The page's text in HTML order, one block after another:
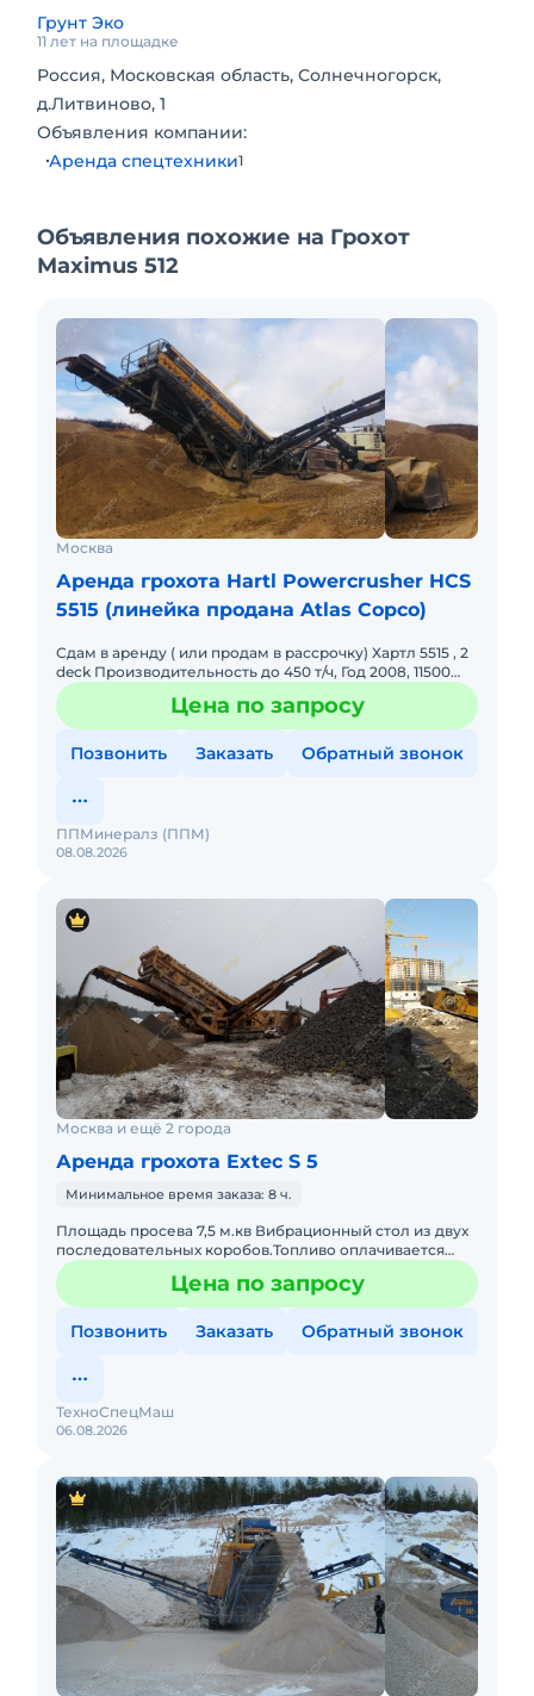
Грунт Эко
11 лет на площадке
Россия, Московская область, Солнечногорск,
д.Литвиново, 1
Объявления компании:
Аренда спецтехники1
Объявления похожие на Грохот
Maximus 512
Москва
Аренда грохота Hartl Powercrusher HCS
5515 (линейка продана Atlas Copco)
Сдам в аренду ( или продам в рассрочку) Хартл 5515 , 2
deck Производительность до 450 т/ч, Год 2008, 11500
моточасов, Двигатель САТ с 4.4, откапитален, нараб
Цена по запросу
Позвонить Заказать Обратный звонок
08.08.2026
ППМинералз (ППМ)
Москва и ещё 2 города
Аренда грохота Extec S 5
Минимальное время заказа: 8 ч.
Площадь просева 7,5 м.кв Вибрационный стол из двух
последовательных коробов.Топливо оплачивается
отдельно. Техника с малой наработкой. С оператором.
Пакет отчет
Цена по запросу
Позвонить Заказать Обратный звонок
06.08.2026
ТехноСпецМаш